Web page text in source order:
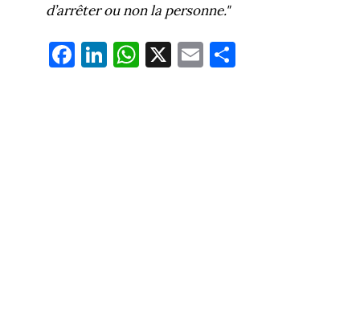
d’arrêter ou non la personne."
Fa
ce
Li
nk
W
ha
X E
m
Pa
rt